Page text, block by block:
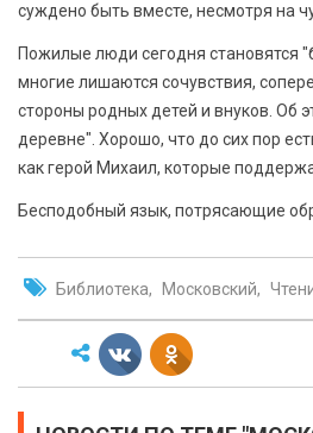
суждено быть вместе, несмотря на
Пожилые люди сегодня становятся
многие лишаются сочувствия,
стороны родных детей и внуков. Об
деревне". Хорошо, что до сих пор
как герой Михаил, которые
Бесподобный язык, потрясающие
Библиотека Московский